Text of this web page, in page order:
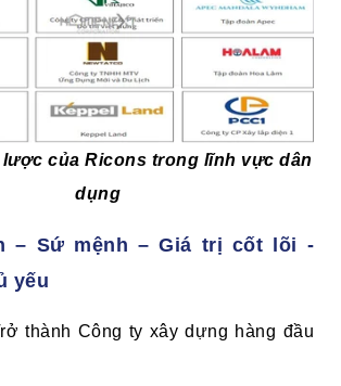
của Ricons trong lĩnh vực dân
dụng
– Sứ mệnh – Giá trị cốt lõi -
yếu
thành Công ty xây dựng hàng đầu